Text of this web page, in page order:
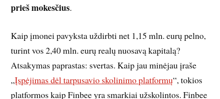
prieš mokesčius.
Kaip įmonei pavyksta uždirbti net 1,15 mln. eurų pelno,
turint vos 2,40 mln. eurų realų nuosavą kapitalą?
Atsakymas paprastas: svertas. Kaip jau minėjau įraše
„Įspėjimas dėl tarpusavio skolinimo platformų“, tokios
platformos kaip Finbee yra smarkiai užskolintos. Finbee